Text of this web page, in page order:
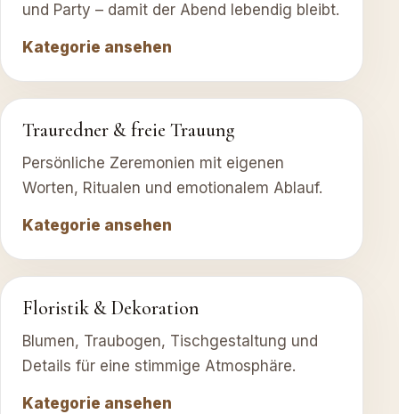
und Party – damit der Abend lebendig bleibt.
Kategorie ansehen
Trauredner & freie Trauung
Persönliche Zeremonien mit eigenen
Worten, Ritualen und emotionalem Ablauf.
Kategorie ansehen
Floristik & Dekoration
Blumen, Traubogen, Tischgestaltung und
Details für eine stimmige Atmosphäre.
Kategorie ansehen